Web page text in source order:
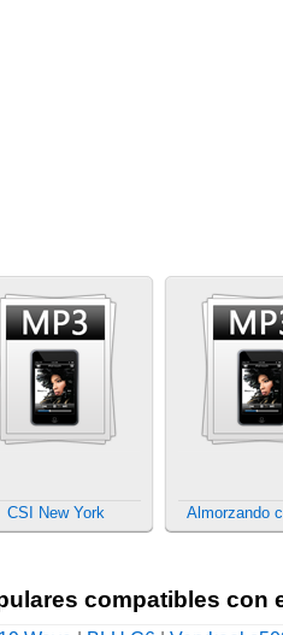
CSI New York Almorzando
compatibles con